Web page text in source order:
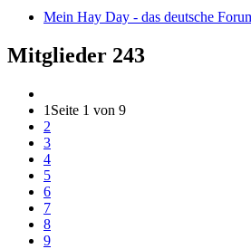
Mein Hay Day - das deutsche
Mitglieder 243
1 Seite 1 von 9
2
3
4
5
6
7
8
9